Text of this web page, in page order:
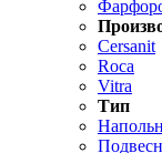
Cersanit
Roca
Vitra
Тип